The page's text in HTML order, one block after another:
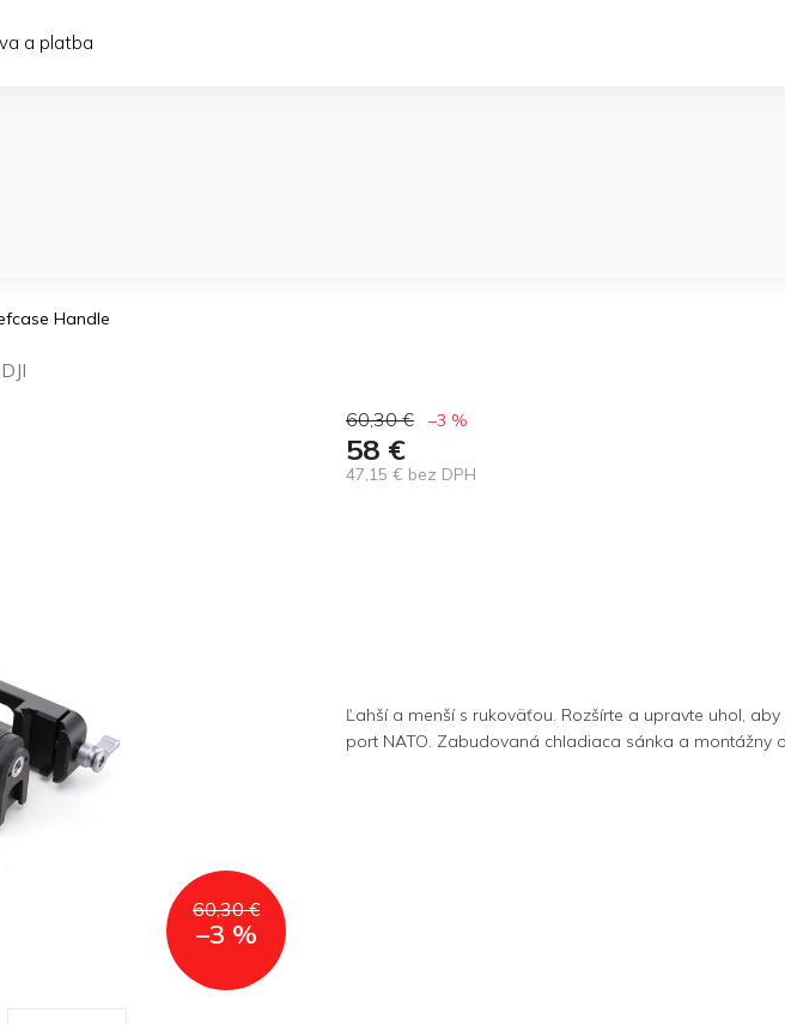
a platba
Handle
DJI
60,30 €
–3 %
60,30 € –3 %
58 €
47,15 € bez DPH
Ľahší a menší s rukoväťou. Rozšírte a upravte uhol,
port NATO. Zabudovaná chladiaca sánka a montážny